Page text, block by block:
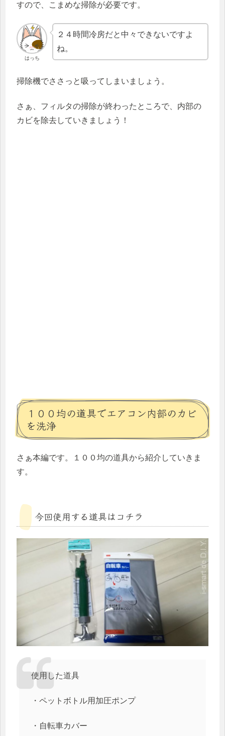
すので、こまめな掃除が必要です。
はっち
２４時間冷房だと中々できないですよ
ね。
掃除機でささっと吸ってしまいましょう。
さぁ、フィルタの掃除が終わったところで、内部の
カビを除去していきましょう！
１００均の道具でエアコン内部のカビ
を洗浄
さぁ本編です。１００均の道具から紹介していきま
す。
今回使用する道具はコチラ
使用した道具
・ペットボトル用加圧ポンプ
・自転車カバー